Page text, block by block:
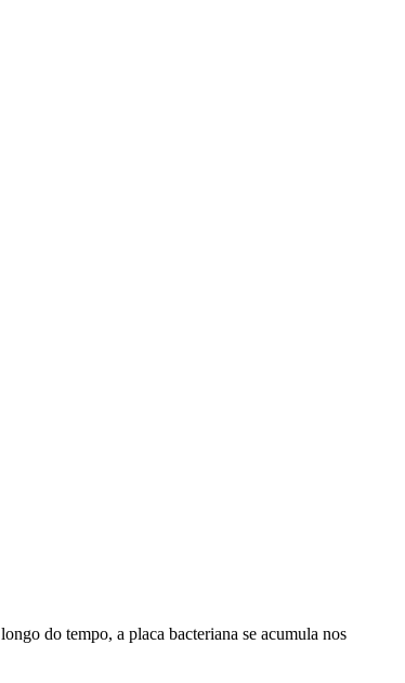
do tempo, a placa bacteriana se acumula nos